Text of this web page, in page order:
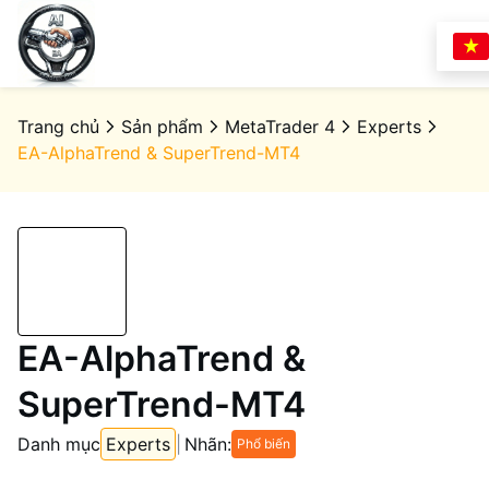
Trang chủ
Sản phẩm
MetaTrader 4
Indicators
MetaTrader 5
Experts
Indicators
Liên hệ
Trang chủ Sản phẩm MetaTrader 4
Experts
EA-AlphaTrend & SuperTrend-MT4
EA-AlphaTrend &
SuperTrend-MT4
Danh mục Experts Nhãn: Phổ biến